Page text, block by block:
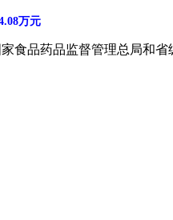
万元
食品药品监督管理总局和